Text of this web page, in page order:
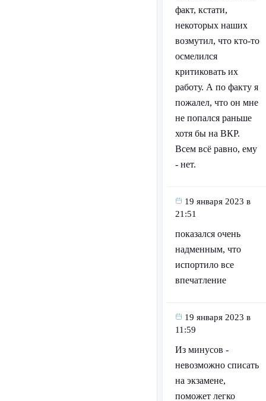
факт, кстати,
некоторых наших
возмутил, что кто-то
осмелился
критиковать их
работу. А по факту я
пожалел, что он мне
не попался раньше
хотя бы на ВКР.
Всем всё равно, ему
- нет.
19 января 2023 в
21:51
показался очень
надменным, что
испортило все
впечатление
19 января 2023 в
11:59
Из минусов -
невозможно списать
на экзамене,
поможет легко